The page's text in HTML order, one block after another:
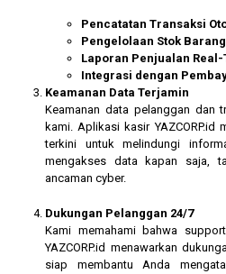
Pencatatan Transaksi
Pengelolaan Stok Barang
Laporan Penjualan Real-
Integrasi dengan
Keamanan Data Terjamin
Keamanan data pelanggan dan
kami. Aplikasi kasir
terkini untuk melindungi
mengakses data kapan saja,
ancaman cyber.
Dukungan Pelanggan 24/7
Kami memahami bahwa
YAZCORP.id menawarkan
siap membantu Anda